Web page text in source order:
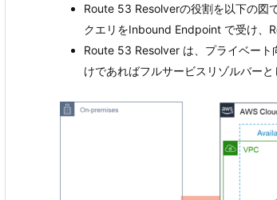
Route 53 Resolverの役割を以下の図
クエリをInbound Endpoint で受け、
Route 53 Resolver は、プライベー
けであればフルサービスリゾルバー